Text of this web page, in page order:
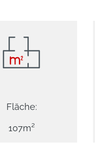
Fläche:
107m²